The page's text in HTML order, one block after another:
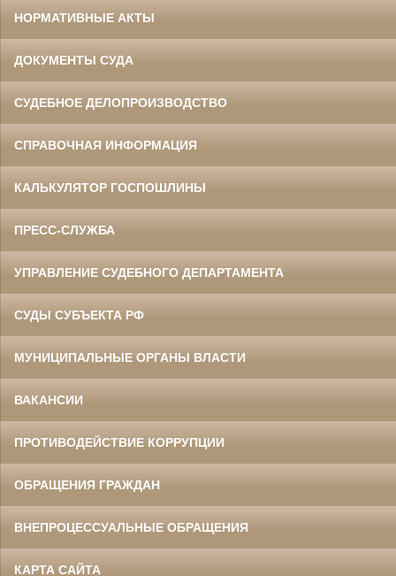
НОРМАТИВНЫЕ АКТЫ
ДОКУМЕНТЫ СУДА
СУДЕБНОЕ ДЕЛОПРОИЗВОДСТВО
СПРАВОЧНАЯ ИНФОРМАЦИЯ
КАЛЬКУЛЯТОР ГОСПОШЛИНЫ
ПРЕСС-СЛУЖБА
УПРАВЛЕНИЕ СУДЕБНОГО ДЕПАРТАМЕНТА
СУДЫ СУБЪЕКТА РФ
МУНИЦИПАЛЬНЫЕ ОРГАНЫ ВЛАСТИ
ВАКАНСИИ
ПРОТИВОДЕЙСТВИЕ КОРРУПЦИИ
ОБРАЩЕНИЯ ГРАЖДАН
ВНЕПРОЦЕССУАЛЬНЫЕ ОБРАЩЕНИЯ
КАРТА САЙТА